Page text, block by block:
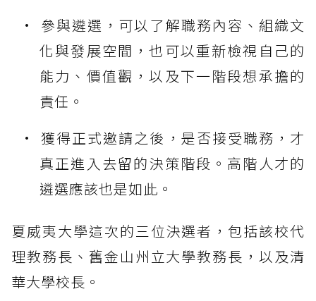
參與遴選，可以了解職務內容、組織文
化與發展空間，也可以重新檢視自己的
能力、價值觀，以及下一階段想承擔的
責任。
獲得正式邀請之後，是否接受職務，才
真正進入去留的決策階段。高階人才的
遴選應該也是如此。
夏威夷大學這次的三位決選者，包括該校代
理教務長、舊金山州立大學教務長，以及清
華大學校長。